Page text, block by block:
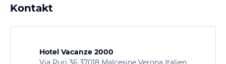
Kontakt
Hotel Vacanze 2000